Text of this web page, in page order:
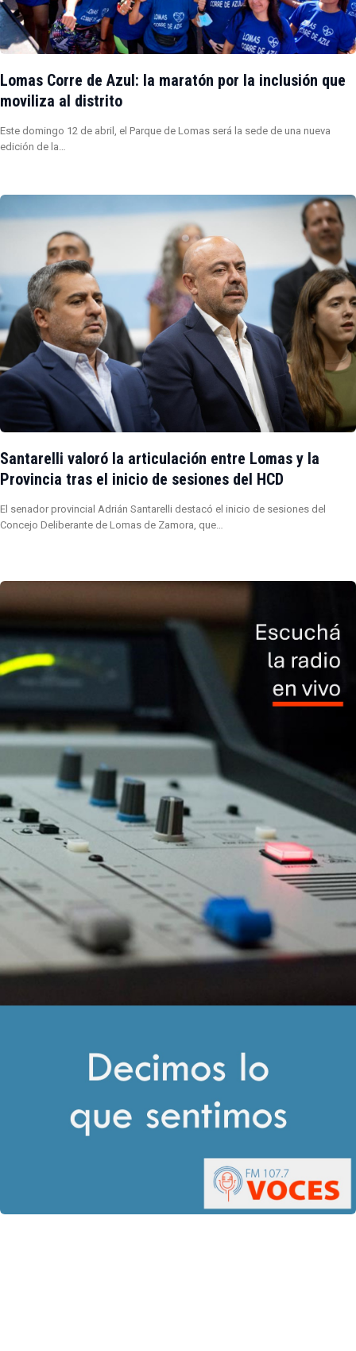
Lomas Corre de Azul: la maratón por la inclusión que
moviliza al distrito
Este domingo 12 de abril, el Parque de Lomas será la sede de una nueva
edición de la…
Santarelli valoró la articulación entre Lomas y la
Provincia tras el inicio de sesiones del HCD
El senador provincial Adrián Santarelli destacó el inicio de sesiones del
Concejo Deliberante de Lomas de Zamora, que…